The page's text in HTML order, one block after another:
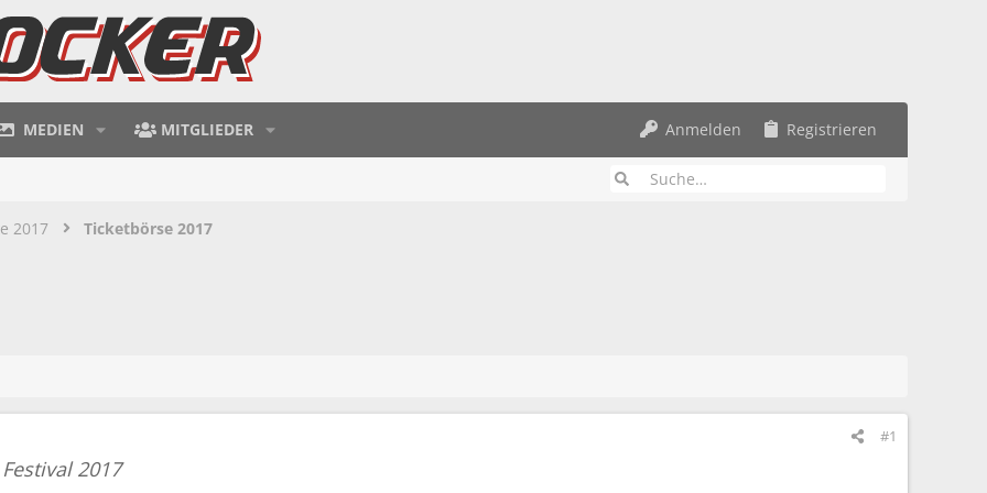
MEDIEN MITGLIEDER Anmelden Registrieren
2017 Ticketbörse 2017
#1
2017